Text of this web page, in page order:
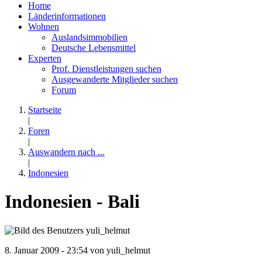
Home
Länderinformationen
Wohnen
Auslandsimmobilien
Deutsche Lebensmittel
Experten
Prof. Dienstleistungen suchen
Ausgewanderte Mitglieder suchen
Forum
Startseite
|
Foren
|
Auswandern nach ...
|
Indonesien
Indonesien - Bali
8. Januar 2009 - 23:54 von yuli_helmut